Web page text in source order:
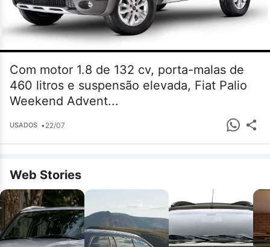
Com motor 1.8 de 132 cv, porta-malas de
460 litros e suspensão elevada, Fiat Palio
Weekend Advent...
USADOS •22/07
Web Stories